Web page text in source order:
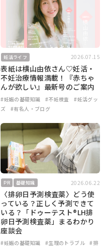
妊活ライフ 2026.07.15
表紙は横山由依さん♡妊活・
不妊治療情報満載！『赤ちゃ
んが欲しい』最新号のご案内
#妊娠の基礎知識 #不妊検査
#妊活グッ
ズ
#有名人・ブログ
PR 基礎知識 2026.06.22
〈排卵日予測検査薬〉どう使
っている？正しく予測できて
いる？「ドゥーテスト®LH排
卵日予測検査薬」まるわかり
座談会
#妊娠の基礎知識 #生理のトラブル
#排